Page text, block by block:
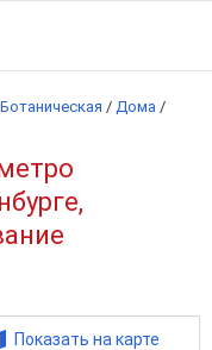
Ботаническая / Дома /
Показать на карте